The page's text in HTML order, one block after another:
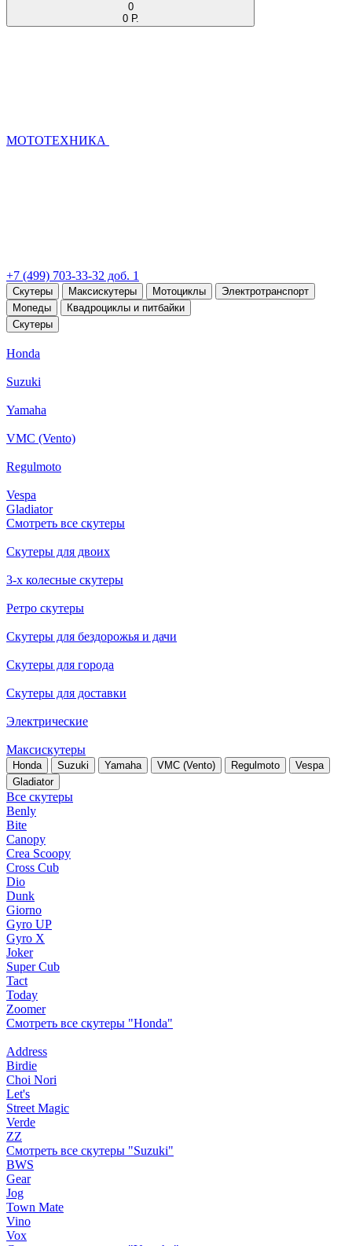
0
0 Р.
МОТОТЕХНИКА
+7 (499) 703-33-32 доб. 1
Скутеры Максискутеры Мотоциклы
Электротранспорт
Мопеды
Квадроциклы и питбайки
Скутеры
Honda
Suzuki
Yamaha
VMC (Vento)
Regulmoto
Vespa
Gladiator
Смотреть все скутеры
Скутеры для двоих
3-х колесные скутеры
Ретро скутеры
Скутеры для бездорожья и дачи
Скутеры для города
Скутеры для доставки
Электрические
Максискутеры
Honda Suzuki Yamaha VMC (Vento) Regulmoto
Vespa
Gladiator
Все скутеры
Benly
Bite
Canopy
Crea Scoopy
Cross Cub
Dio
Dunk
Giorno
Gyro UP
Gyro X
Joker
Super Cub
Tact
Today
Zoomer
Смотреть все скутеры "Honda"
Address
Birdie
Choi Nori
Let's
Street Magic
Verde
ZZ
Смотреть все скутеры "Suzuki"
BWS
Gear
Jog
Town Mate
Vino
Vox